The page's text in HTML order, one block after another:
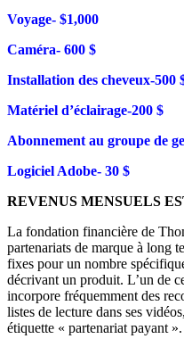
Voyage- $1,000
Caméra- 600 $
Installation des cheveux-500
Matériel d’éclairage-200 $
Abonnement au groupe de
Logiciel Adobe- 30 $
REVENUS MENSUELS
La fondation financière de
partenariats de marque à long
fixes pour un nombre
décrivant un produit. L’un de
incorpore fréquemment des
listes de lecture dans ses
étiquette « partenariat payant ».